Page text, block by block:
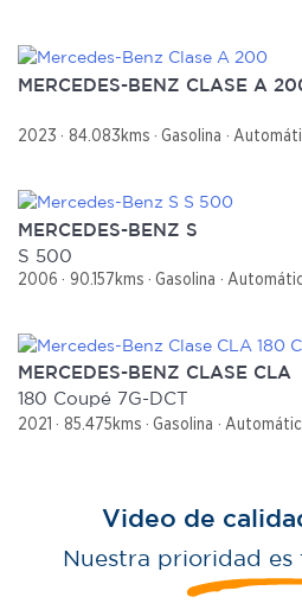
Las cookies de este sitio web se
el contenido y los anuncios,
sociales y analizar el tráfico.
información sobre el uso que
web, quienes pueden combinarla
que les haya proporcionado o
partir del uso que haya hecho de
MERCEDES-BENZ CLASE A
2023 84.083kms Gasolina
MERCEDES-BENZ S
S 500
2006 90.157kms Gasolina
MERCEDES-BENZ CLASE CLA
180 Coupé 7G-DCT
2021 85.475kms Gasolina
Video de
Nuestra prioridad